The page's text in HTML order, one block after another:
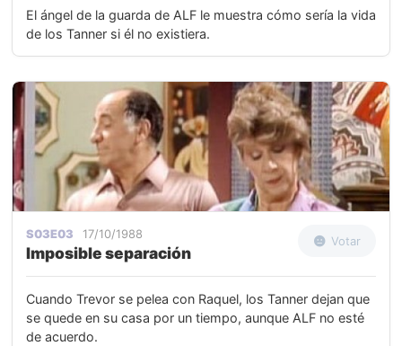
El ángel de la guarda de ALF le muestra cómo sería la vida
de los Tanner si él no existiera.
S03E03 17/10/1988
Imposible separación
Votar
Cuando Trevor se pelea con Raquel, los Tanner dejan que
se quede en su casa por un tiempo, aunque ALF no esté
de acuerdo.